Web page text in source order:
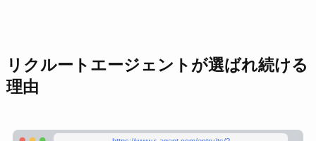
リクルートエージェントが選ばれ続ける
理由